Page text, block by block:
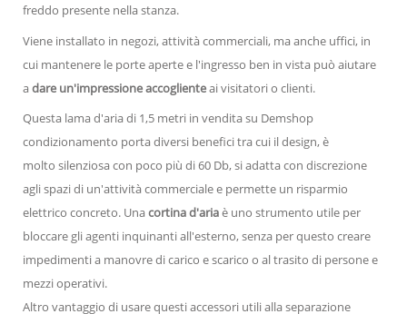
freddo presente nella stanza.
Viene installato in negozi, attività commerciali, ma anche uffici, in
cui mantenere le porte aperte e l'ingresso ben in vista può aiutare
adare un'impressione accoglienteai visitatori o clienti.
Questa lama d'aria di 1,5 metri in vendita su Demshop
condizionamento porta diversi benefici tra cui il design, è
molto silenziosa con poco più di 60 Db, si adatta con discrezione
agli spazi di un'attività commerciale e permette un risparmio
elettrico concreto. Unacortina d'ariaè uno strumento utile per
bloccare gli agenti inquinanti all'esterno, senza per questo creare
impedimenti a manovre di carico e scarico o al trasito di persone e
mezzi operativi.
Altro vantaggio di usare questi accessori utili alla separazione